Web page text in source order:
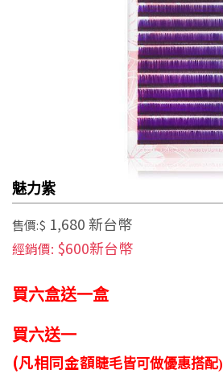
魅力紫
售價:$ 1,680 新台幣
經銷價: $600新台幣
買六盒送一盒
買六送一
(凡相同金額睫毛皆可做優惠搭配)